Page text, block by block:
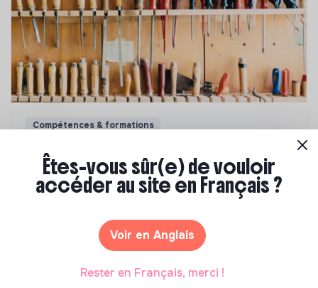
Compétences & formations
Comment se former à la transition écologique
Êtes-vous sûr(e) de vouloir
accéder au site en Français ?
Voir en Anglais
Rester en Français, merci !